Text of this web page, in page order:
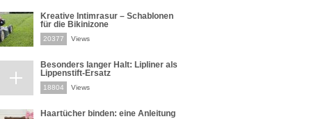
Kreative Intimrasur – Schablonen
für die Bikinizone
20377 Views
Besonders langer Halt: Lipliner als
Lippenstift-Ersatz
18804 Views
Haartücher binden: eine Anleitung